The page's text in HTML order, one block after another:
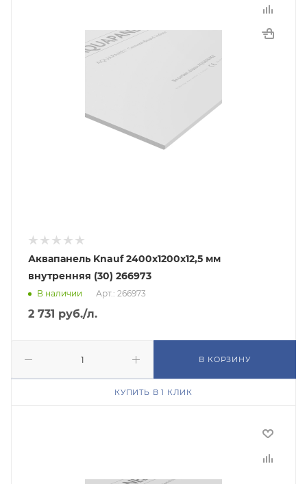
Аквапанель Knauf 2400х1200х12,5 мм
внутренняя (30) 266973
В наличии Арт.: 266973
2 731 руб./л.
В КОРЗИНУ
КУПИТЬ В 1 КЛИК